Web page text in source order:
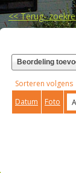
<<Terug-
Beordeling
Sorteren volgens
Datum
Foto